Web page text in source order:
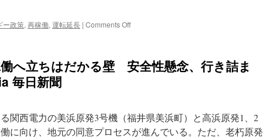
ー政策, 再稼働, 運転延長 | Comments Offon
故
を
大
働へ立ちはだかる壁 安全性懸念、行き詰ま
毎日新聞
関西電力の美浜原発3号機（福井県美浜町）と高浜原発1、2
に向け、地元の同意プロセスが進んでいる。ただ、老朽原発